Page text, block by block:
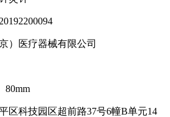
）医疗器械有限公司
80mm
区科技园区超前路37号6幢B单元14